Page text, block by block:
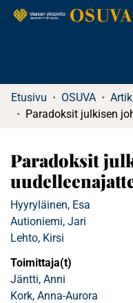
Etusivu OSUVA
Paradoksit
Hyyryläinen, Esa
Autioniemi, Jari
Lehto, Kirsi
Toimittaja(t)
Jäntti, Anni
Kork, Anna-Aurora